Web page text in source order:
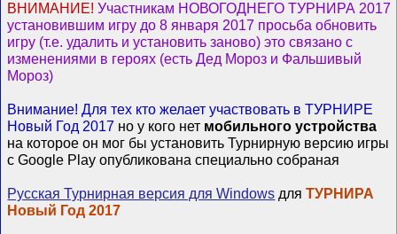
ВНИМАНИЕ!Участникам НОВОГОДНЕГО ТУРНИРА 2017
установившим игру до 8 января 2017 просьба обновить
игру (т.е. удалить и установить заново) это связано с
изменениями в героях (есть Дед Мороз и Фальшивый
Мороз)
Внимание! Для тех кто желает участвовать в ТУРНИРЕ
Новый Год 2017 но у кого нет мобильного устройства
на которое он мог бы установить Турнирную версию игры
с Google Play опубликована специально сoбраная
Русская Турнирная версия для Windows дляТУРНИРА
Новый Год 2017